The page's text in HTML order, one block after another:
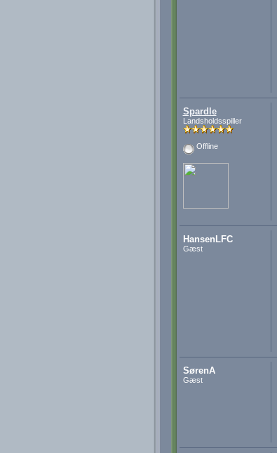
Spardle
Landsholdsspiller
Offline
HansenLFC
Gæst
SørenA
Gæst